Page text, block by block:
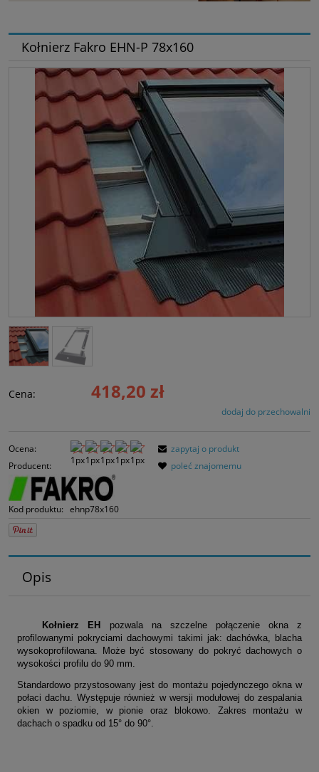
Kołnierz Fakro EHN-P 78x160
Cena: 418,20 zł
dodaj do przechowalni
Ocena:
Producent:
Kod produktu: ehnp78x160
zapytaj o produkt
poleć znajomemu
Opis
Kołnierz EH
pozwala na szczelne połączenie okna z
profilowanymi pokryciami dachowymi takimi jak: dachówka, blacha
wysokoprofilowana. Może być stosowany do pokryć dachowych o
wysokości profilu do 90 mm.
Standardowo przystosowany jest do montażu pojedynczego okna w
połaci dachu. Występuje również w wersji modułowej do zespalania
okien w poziomie, w pionie oraz blokowo. Zakres montażu w
dachach o spadku od 15° do 90°.